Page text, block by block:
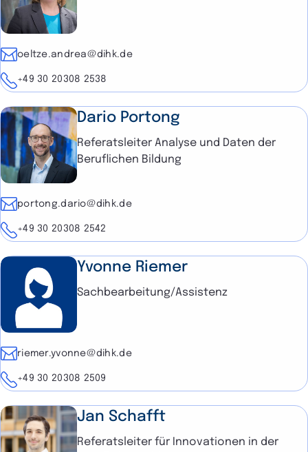
E-Mailoeltze.andrea@dihk.de
Telefon
+49 30 20308 2538
Dario Portong
Referatsleiter Analyse und Daten der
Beruflichen Bildung
E-Mailportong.dario@dihk.de
Telefon
+49 30 20308 2542
Yvonne Riemer
Sachbearbeitung/Assistenz
E-Mailriemer.yvonne@dihk.de
Telefon
+49 30 20308 2509
Jan Schafft
Referatsleiter für Innovationen in der